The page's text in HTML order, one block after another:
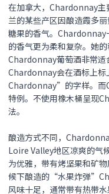
在加拿大，Chardonnay主
兰的某些产区因酿造霞多
糖果的香气。Chardonnay
的香气更为柔和复杂。她
Chardonnay葡萄酒非常适
Chardonnay会在酒标上
Chardonnay”的字样。而
特例。不使用橡木桶呈现
法。
酿造方式不同，
Loire Valley地区凉爽的气
为优雅，带有烤坚果和矿
候下酿造的“水果炸弹
风味十足，通常带有热带